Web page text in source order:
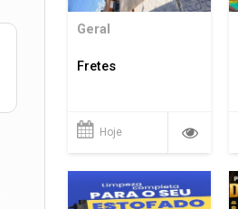
Geral
Fretes
Hoje